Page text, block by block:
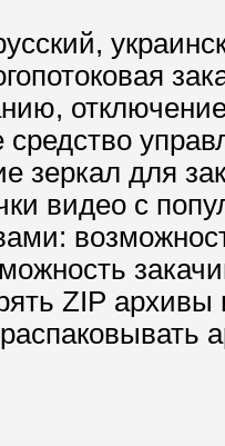
зеркал для
видео с
ZIP